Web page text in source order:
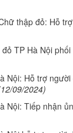
thập đỏ: Hỗ
TP Hà Nội
Nội: Hỗ trợ
09/2024)
Nội: Tiếp nhận